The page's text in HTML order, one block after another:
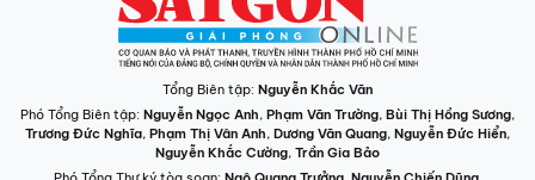
Tổng Biên tập: Nguyễn Khắc Văn
Phó Tổng Biên tập: Nguyễn Ngọc Anh, Phạm Văn Trường, Bùi Thị Hồng Sương,
Trương Đức Nghĩa, Phạm Thị Vân Anh, Dương Văn Quang, Nguyễn Đức Hiển,
Nguyễn Khắc Cường, Trần Gia Bảo